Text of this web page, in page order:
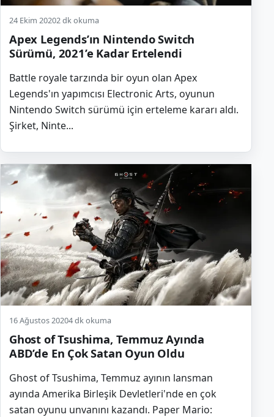
24 Ekim 20202 dk okuma
Apex Legends’ın Nintendo Switch
Sürümü, 2021’e Kadar Ertelendi
Battle royale tarzında bir oyun olan Apex
Legends'ın yapımcısı Electronic Arts, oyunun
Nintendo Switch sürümü için erteleme kararı aldı.
Şirket, Ninte...
16 Ağustos 20204 dk okuma
Ghost of Tsushima, Temmuz Ayında
ABD’de En Çok Satan Oyun Oldu
Ghost of Tsushima, Temmuz ayının lansman
ayında Amerika Birleşik Devletleri'nde en çok
satan oyunu unvanını kazandı. Paper Mario: